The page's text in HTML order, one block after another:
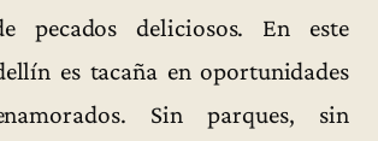
pecados deliciosos. En este
es tacaña en oportunidades
Sin parques, sin